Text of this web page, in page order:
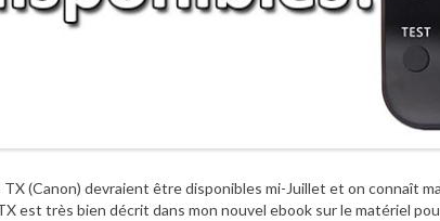
(Canon) devraient être disponibles mi-Juillet et on connaît
est très bien décrit dans mon nouvel ebook sur le matériel